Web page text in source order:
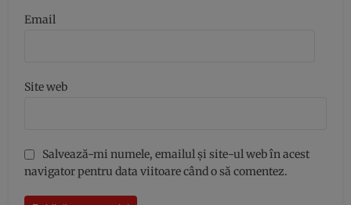
Email
Site web
Salvează-mi numele, emailul și site-ul web în acest
navigator pentru data viitoare când o să comentez.